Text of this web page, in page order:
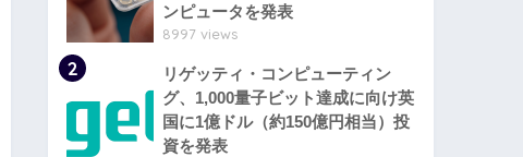
ンピュータを発表
8997 views
2
リゲッティ・コンピューティン
グ、1,000量子ビット達成に向け英
国に1億ドル（約150億円相当）投
資を発表